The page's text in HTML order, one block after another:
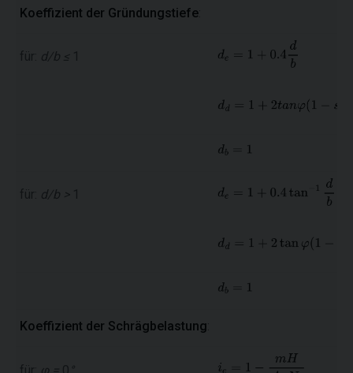
Koeffizient der Gründungstiefe
für: d/b ≤ 1
für: d/b >1
Koeffizient der Schrägbelastung